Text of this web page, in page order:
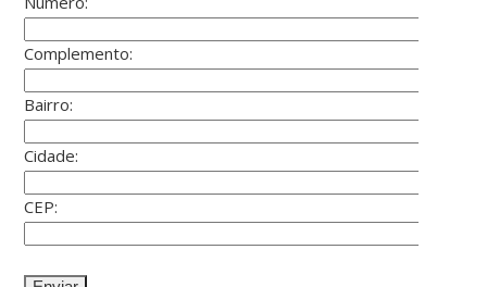
Complemento:
Bairro:
Cidade:
CEP: